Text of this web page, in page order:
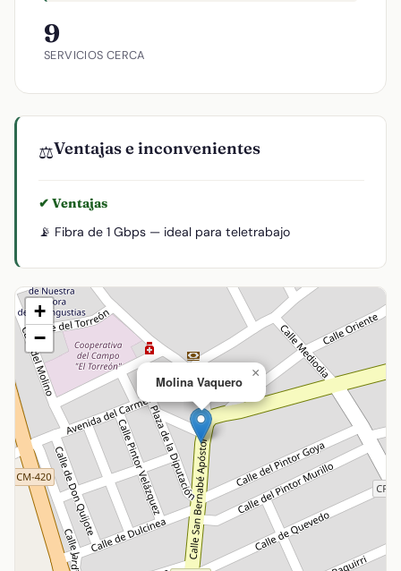
9
SERVICIOS CERCA
⚖️Ventajas e inconvenientes
✔ Ventajas
📡 Fibra de 1 Gbps — ideal para teletrabajo
Molina Vaquero
×
+
−